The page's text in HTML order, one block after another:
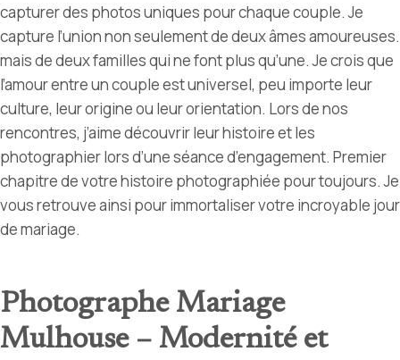
capturer des photos uniques pour chaque couple. Je
capture l’union non seulement de deux âmes amoureuses.
mais de deux familles qui ne font plus qu’une. Je crois que
l’amour entre un couple est universel, peu importe leur
culture, leur origine ou leur orientation. Lors de nos
rencontres, j’aime découvrir leur histoire et les
photographier lors d’une séance d’engagement. Premier
chapitre de votre histoire photographiée pour toujours. Je
vous retrouve ainsi pour immortaliser votre incroyable jour
de mariage.
Photographe Mariage
Mulhouse – Modernité et